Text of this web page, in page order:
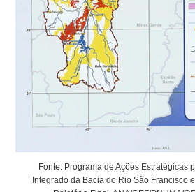
Fonte: Programa de Ações Estratégicas
Integrado da Bacia do Rio São Francisco